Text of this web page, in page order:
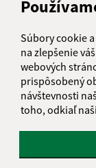
Súbory cookie
na zlepšenie
webových
prispôsobený
návštevnosti
toho, odkiaľ